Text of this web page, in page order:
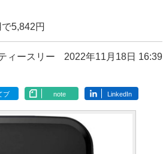
5,842円
ィースリー 2022年11月18日 16:39
ブ note LinkedIn